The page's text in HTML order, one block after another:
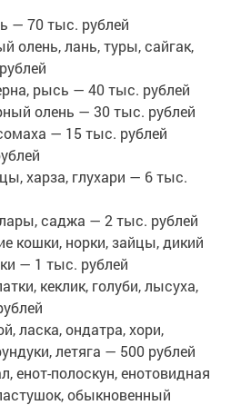
— 70 тыс. рублей
олень, лань, туры, сайгак,
рысь — 40 тыс. рублей
олень — 30 тыс. рублей
— 15 тыс. рублей
харза, глухари — 6 тыс.
саджа — 2 тыс. рублей
кошки, норки, зайцы, дикий
— 1 тыс. рублей
кеклик, голуби, лысуха,
ласка, ондатра, хори,
летяга — 500 рублей
енот-полоскун, енотовидная
обыкновенный